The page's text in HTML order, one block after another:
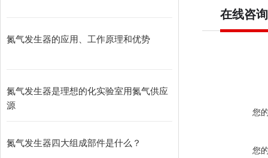
氮气发生器的应用、工作原理和优势
氮气发生器是理想的化实验室用氮气供应
源
氮气发生器四大组成部件是什么？
在线咨询
您
您